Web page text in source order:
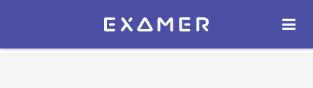
Экзамер — ЕГЭ 2027
ОТКРЫТЬ